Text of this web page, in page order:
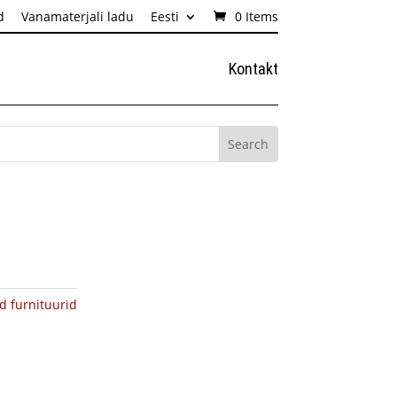
Vanamaterjali ladu Eesti 0 Items
Kontakt
furnituurid